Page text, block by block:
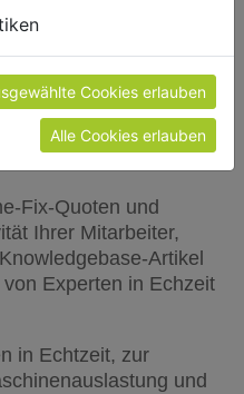
durch
den Einsatz von IoT
Fix-Quoten und
Ihrer Mitarbeiter,
Artikel
Experten in Echzeit
in Echtzeit, zur
und
unsere Webseite
zu unseren
Cookies erlauben
Alle Cookies erlauben